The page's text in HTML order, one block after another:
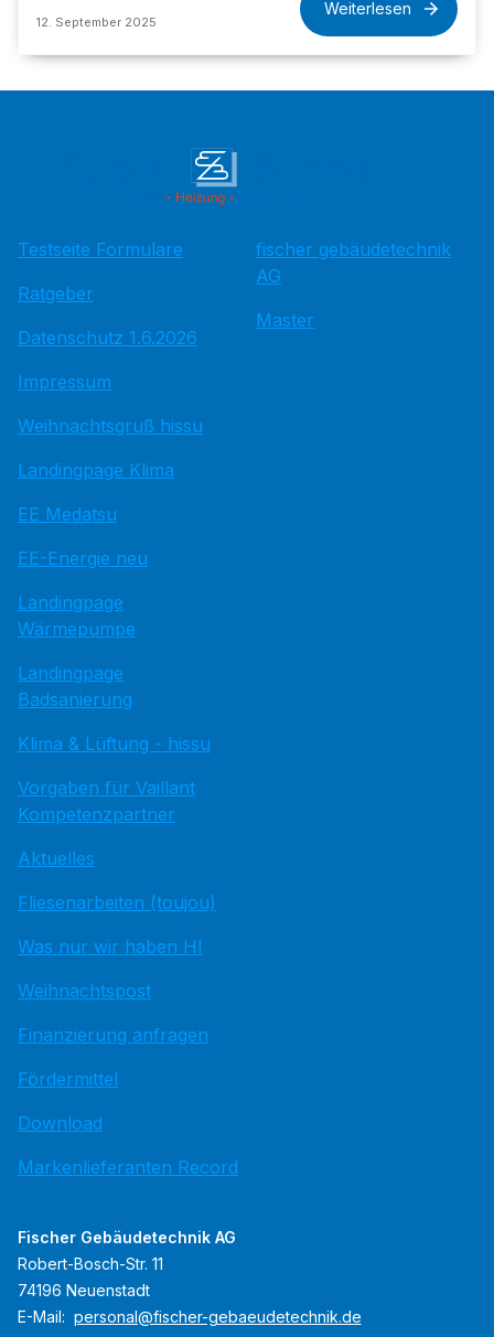
12. September 2025
Weiterlesen
Testseite Formulare
Ratgeber
Datenschutz 1.6.2026
Impressum
Weihnachtsgruß hissu
Landingpage Klima
EE Medatsu
EE-Energie neu
Landingpage
Wärmepumpe
Landingpage
Badsanierung
Klima & Lüftung - hissu
Vorgaben für Vaillant
Kompetenzpartner
Aktuelles
Fliesenarbeiten (toujou)
Was nur wir haben HI
Weihnachtspost
Finanzierung anfragen
Fördermittel
Download
Markenlieferanten Record
fischer gebäudetechnik
AG
Master
Fischer Gebäudetechnik AG
Robert-Bosch-Str. 11
74196 Neuenstadt
E-Mail: personal@fischer-gebaeudetechnik.de